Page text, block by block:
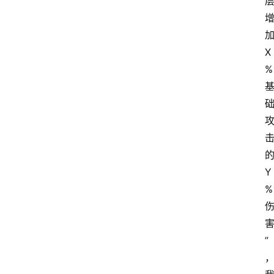
增
加
X
%
基
础
攻
击
的
Y
%
伤
害
”
，